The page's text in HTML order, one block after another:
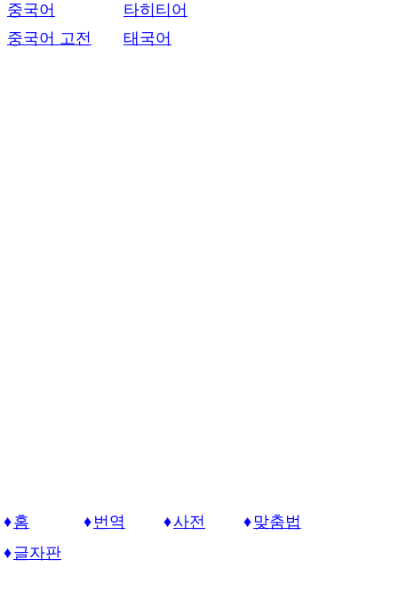
중국어
중국어 고전
타히티어
태국어
홈 번역 사전
맞춤법
글자판